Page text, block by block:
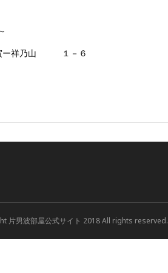
ー祥乃山 １－６
片男波部屋公式サイト 2018 All rights reserved.